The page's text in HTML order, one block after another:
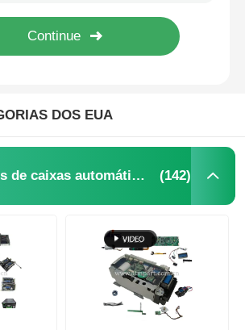
DOS EUA
Diebold Partes de caixas automáticas (142)